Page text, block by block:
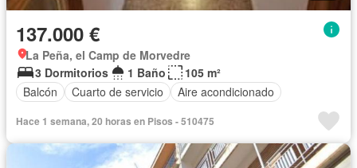
137.000 €
La Peña, el Camp de Morvedre
3 Dormitorios
1 Baño
105 m²
Balcón
Cuarto de servicio Aire acondicionado
Hace 1 semana, 20 horas en Pisos - 510475